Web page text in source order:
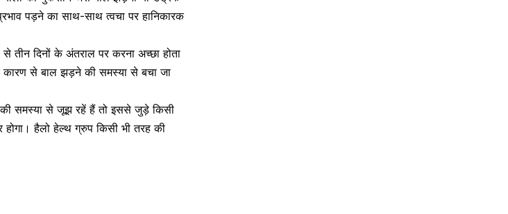
प्रभाव पड़ने का साथ-साथत्वचा पर हानिकारक
तीन दिनों के अंतराल पर करना अच्छा होता
कारण से बाल झड़ने की समस्या से बचा जा
समस्या से जूझ रहें हैं तो इससे जुड़े किसी
होगा।हैलो हेल्थ ग्रुप किसी भी तरह की